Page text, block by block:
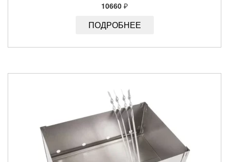
10660 ₽
ПОДРОБНЕЕ